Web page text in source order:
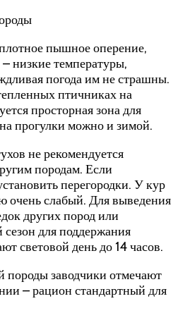
пышное оперение,
низкие температуры,
погода им не страшны.
птичниках на
просторная зона для
прогулки можно и зимой.
не рекомендуется
породам. Если
перегородки. У кур
очень слабый. Для выведения
других пород или
для поддержания
световой день до 14 часов.
породы заводчики отмечают
– рацион стандартный для